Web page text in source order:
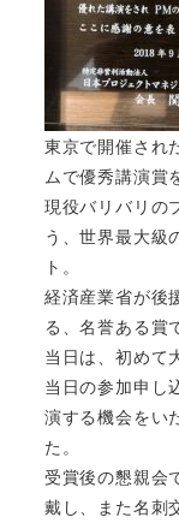
東京で開催され
ムで優秀講演賞
現役バリバリの
う、世界最大級
ト。
経済産業省が後
る、名誉ある賞
当日は、初めて
当日の参加申し
演する機会をい
た。
受賞後の懇親会
戴し、また名刺